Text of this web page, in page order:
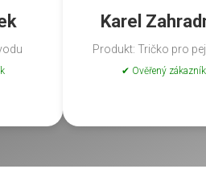
Karel
Produkt: Tričko pro
✔ Ověřený zákazník